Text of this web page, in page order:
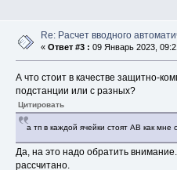
Re: Расчет вводного
«Ответ #3 : 09 Январь 2023,
А что стоит в качестве защитно-
подстанции или с разных?
Цитировать
а тп в каждой ячейки стоят АВ как мне
Да, на это надо обратить
рассчитано.